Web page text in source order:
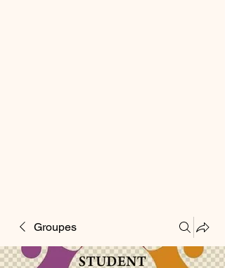
Groupes